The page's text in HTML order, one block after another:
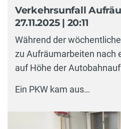
Verkehrsunfall
27.11.2025 | 20:11
Während der
zu Aufräumarbeiten nach
auf Höhe der
Ein PKW kam aus…